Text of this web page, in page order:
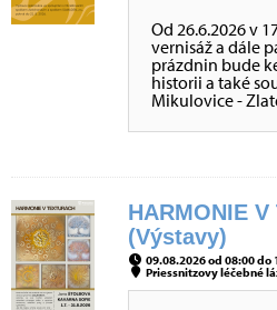
Od 26.6.2026 v
vernisáž a dále
prázdnin bude
historii a také
Mikulovice -
HARMONIE V
(Výstavy)
09.08.2026 od 08:00 do
Priessnitzovy léčebné